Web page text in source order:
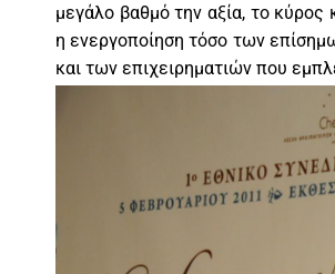
μεγάλο βαθμό την αξία, το κύρος
η ενεργοποίηση τόσο των
και των επιχειρηματιών που